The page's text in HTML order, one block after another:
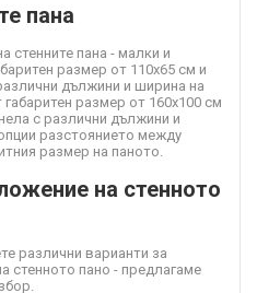
пана
стенните пана - малки и
размер от 110х65 см и
дължини и ширина на
размер от 160х100 см
с различни дължини и
разстоянието между
размер на паното.
на стенното
различни варианти за
стенното пано - предлагаме